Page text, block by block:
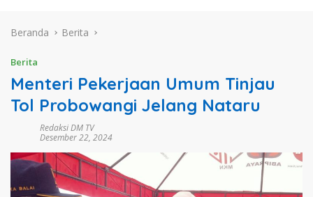
Beranda Berita
Berita
Menteri Pekerjaan Umum Tinjau
Tol Probowangi Jelang Nataru
Redaksi DM TV
Desember 22, 2024